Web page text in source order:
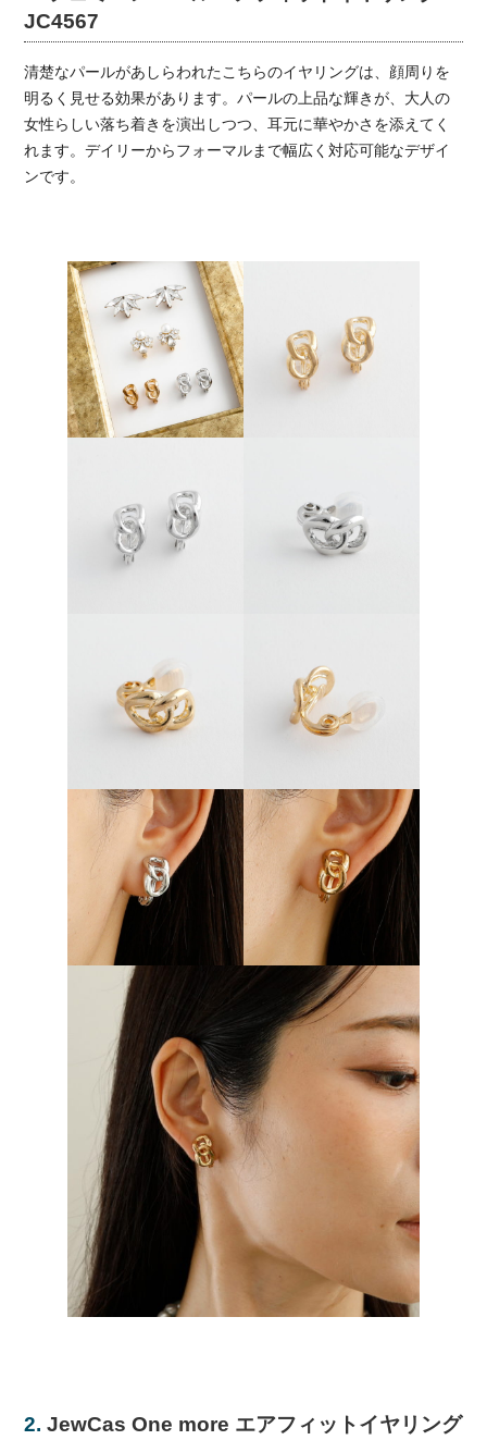
JC4567
清楚なパールがあしらわれたこちらのイヤリングは、顔周りを
明るく見せる効果があります。パールの上品な輝きが、大人の
女性らしい落ち着きを演出しつつ、耳元に華やかさを添えてく
れます。デイリーからフォーマルまで幅広く対応可能なデザイ
ンです。
2.JewCas One more エアフィットイヤリング